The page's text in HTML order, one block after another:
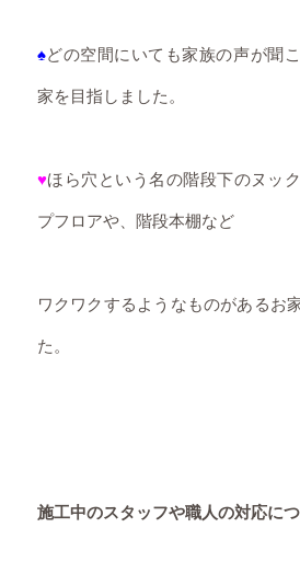
♠どの空間にいても家族の声が聞
家を目指しました。
♥ほら穴という名の階段下のヌッ
プフロアや、階段本棚など
ワクワクするようなものがあるお
た。
施工中のスタッフや職人の対応に